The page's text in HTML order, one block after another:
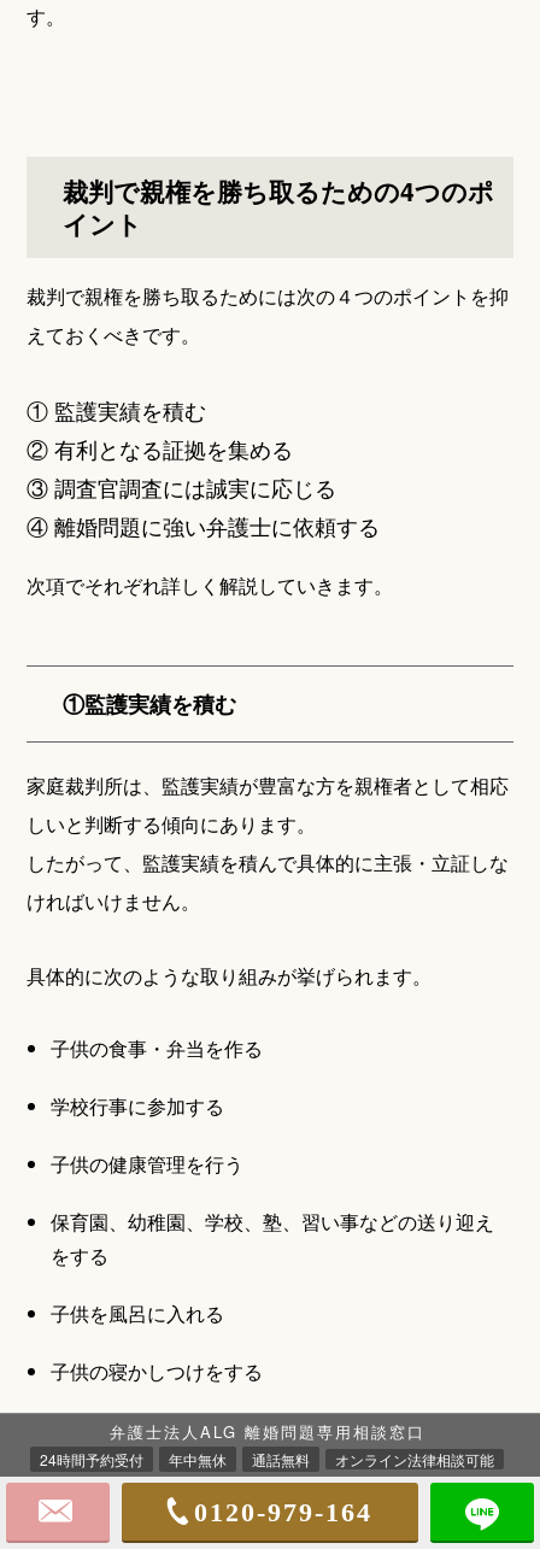
す。
裁判で親権を勝ち取るための4つのポ
イント
裁判で親権を勝ち取るためには次の４つのポイントを抑
えておくべきです。
① 監護実績を積む
② 有利となる証拠を集める
③ 調査官調査には誠実に応じる
④ 離婚問題に強い弁護士に依頼する
次項でそれぞれ詳しく解説していきます。
①監護実績を積む
家庭裁判所は、監護実績が豊富な方を親権者として相応
しいと判断する傾向にあります。
したがって、監護実績を積んで具体的に主張・立証しな
ければいけません。
具体的に次のような取り組みが挙げられます。
子供の食事・弁当を作る
学校行事に参加する
子供の健康管理を行う
保育園、幼稚園、学校、塾、習い事などの送り迎え
をする
子供を風呂に入れる
子供の寝かしつけをする
積極的に勉強や遊びに付き添う
子供と積極的に会話する など
弁護士法人ALG 離婚問題専用相談窓口
24時間予約受付 年中無休 通話無料 オンライン法律相談可能
0120-979-164